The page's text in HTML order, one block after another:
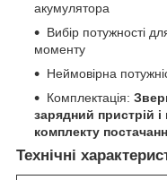
акумулятора
Вибір потужності
моменту
Неймовірна
Комплектація:
зарядний пристрій
комплекту
Технічні